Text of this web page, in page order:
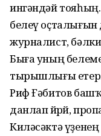
ингәндәй
белеү оҫталығын
журналист,
Быға уның
тырышлығы
Риф Ғәбитов
данлап йөрөй,
Киләсәктә